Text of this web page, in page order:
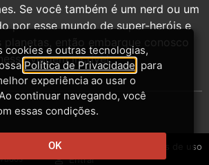
Se você também é um nerd ou um
por esse mundo de super-heróis e
planetas, então embarque conosco
viagem incrível.
Proddigital Contato
Termos de uso
Entrar
cookies e outras tecnologias,
Política de Privacidade , para
experiência ao usar o
continuar navegando, você
essas condições.
OK